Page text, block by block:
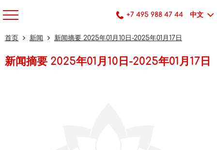
+7 495 988 47 44 中文
首页 新闻 新闻摘要 2025年01月10日-2025年01月17日
新闻摘要 2025年01月10日-2025年01月17日